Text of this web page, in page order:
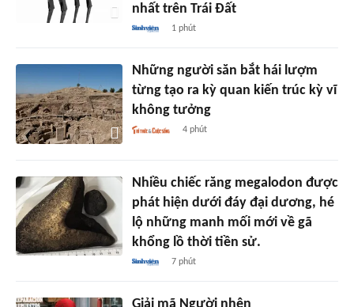
nhất trên Trái Đất
1 phút
Những người săn bắt hái lượm
từng tạo ra kỳ quan kiến trúc kỳ vĩ
không tưởng
4 phút
Nhiều chiếc răng megalodon được
phát hiện dưới đáy đại dương, hé
lộ những manh mối mới về gã
khổng lồ thời tiền sử.
7 phút
Giải mã Người nhện